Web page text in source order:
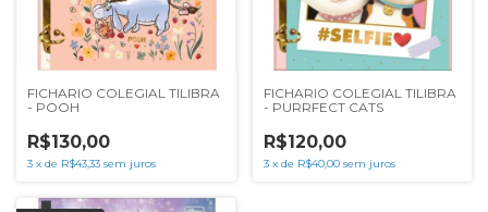
FICHARIO COLEGIAL TILIBRA
- POOH
R$130,00
3 x de R$43,33 sem juros
FICHARIO COLEGIAL TILIBRA
- PURRFECT CATS
R$120,00
3 x de R$40,00 sem juros